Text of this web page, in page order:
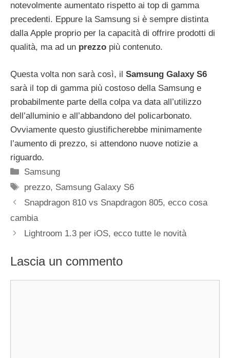
notevolmente aumentato rispetto ai top di gamma
precedenti. Eppure la Samsung si è sempre distinta
dalla Apple proprio per la capacità di offrire prodotti di
qualità, ma ad un prezzo più contenuto.
Questa volta non sarà così, il Samsung Galaxy S6
sarà il top di gamma più costoso della Samsung e
probabilmente parte della colpa va data all’utilizzo
dell’alluminio e all’abbandono del policarbonato.
Ovviamente questo giustificherebbe minimamente
l’aumento di prezzo, si attendono nuove notizie a
riguardo.
Categorie
Samsung
Tag
prezzo, Samsung Galaxy S6
Snapdragon 810 vs Snapdragon 805, ecco cosa
cambia
Lightroom 1.3 per iOS, ecco tutte le novità
Lascia un commento